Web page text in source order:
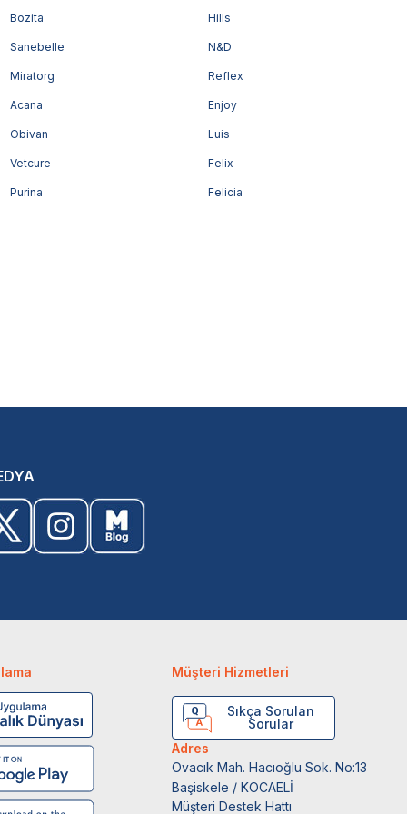
Bozita Hills
Sanebelle N&D
Miratorg Reflex
Acana Enjoy
Obivan Luis
Vetcure Felix
Purina Felicia
Müşteri Hizmetleri
Sıkça Sorulan
Sorular
Adres
Ovacık Mah. Hacıoğlu Sok. No:13
Başiskele / KOCAELİ
Müşteri Destek Hattı